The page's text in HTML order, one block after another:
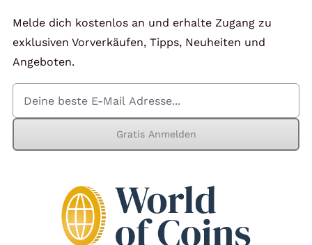
Kontakt
Mein Konto
Warenkorb
Melde dich kostenlos an und erhalte Zugang zu
exklusiven Vorverkäufen, Tipps, Neuheiten und
Angeboten.
Gratis Anmelden